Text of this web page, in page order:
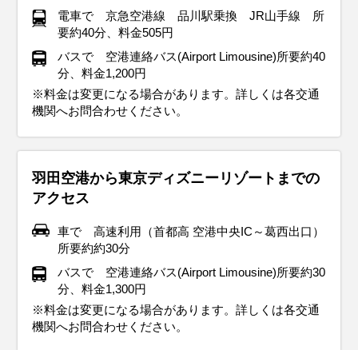
みながら、秋の東京を暖かくおしゃれに満喫してください
イベント・観光
紅葉シーズン、イルミネーションシーズン、高尾山もみじまつり
（八王子市）、八王子いちょう祭り（八王子市）、酉の市（長國
寺/鷲神社・台東区）、東京国際映画祭
越えながら、関東地方の冬の魅力を満喫してくださいね！
イベント・観光
イルミネーションシーズン、赤穂義士祭（泉岳寺・港区）浅草寺
歳の市（浅草）、浅草寺 羽子板市（台東区）、ボロ市（世田谷
区）
の東京を快適に楽しみましょう！
イベント・観光
新年一般参賀（皇居・千代田区）、箱根駅伝（千代田区他）、だ
いこく祭（神田明神・千代田区）、青梅だるま市（青梅市）、消
防出初式（東京ビッグサイト周辺）、大相撲初場所
スタイルが便利。寒暖差に対応できる服装で、快適に東京を
イベント・観光
梅の見ごろ、節分会（浅草寺・台東区）、せたがや梅まつり（世
田谷区）、高幡不動尊のだるま市（日野市）
イベント・観光
桜の見ごろ、梅の見ごろ、菜の花の見ごろ、うえの桜まつり（台
東区）、中目黒桜まつり（目黒区）、だるま市（深大寺・調布
市）、火渡り祭（高尾山・八王子市）東京マラソン
も活用して、おしゃれに紫外線対策をしましょう♪春の東京を
イベント・観光
桜の見ごろ、ツツジの見ごろ、フジの見ごろ、文京つつじまつり
（根津神社・文京区）、亀戸天神社 藤まつり（江東区）、浅草 流
鏑馬（浅草神社・台東区）
を選ぶと、一日中快適に過ごせますよ！爽やかな春の東京
イベント・観光
バラの見ごろ、神田祭（神田明神・千代田区）、三社祭（浅草神
社・台東区）、くらやみ祭（大國魂神社・府中市）、春のバラフ
ェスタ（神代植物公園・調布市）、足立の花火（足立区）、大相
も楽しんでくださいね♪
イベント・観光
あじさいの見ごろ、菖蒲の見ごろ、山王まつり（日枝神社・千代
田区）、文京あじさいまつり（白山神社・文京区）
いっきり楽しんでくださいね！
イベント・観光
隅田川花火大会（台東区・墨田区）、下町七夕まつり（台東
区）、神楽坂まつり（新宿区）、入谷朝顔まつり（入谷鬼子母
神・台東区）、ほおずき市（浅草寺・台東区）、みたままつり
（靖国神社・千代田区）
電車で 京急空港線 品川駅乗換 JR山手線 所
要約40分、料金505円
バスで 空港連絡バス(Airport Limousine)所要約40
分、料金1,200円
※料金は変更になる場合があります。詳しくは各交通
機関へお問合わせください。
羽田空港から東京ディズニーリゾートまでの
アクセス
車で 高速利用（首都高 空港中央IC～葛西出口）
所要約約30分
バスで 空港連絡バス(Airport Limousine)所要約30
分、料金1,300円
※料金は変更になる場合があります。詳しくは各交通
機関へお問合わせください。